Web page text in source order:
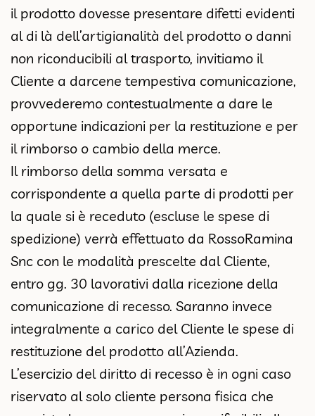
il prodotto dovesse presentare difetti evidenti
al di là dell’artigianalità del prodotto o danni
non riconducibili al trasporto, invitiamo il
Cliente a darcene tempestiva comunicazione,
provvederemo contestualmente a dare le
opportune indicazioni per la restituzione e per
il rimborso o cambio della merce.
Il rimborso della somma versata e
corrispondente a quella parte di prodotti per
la quale si è receduto (escluse le spese di
spedizione) verrà effettuato da RossoRamina
Snc con le modalità prescelte dal Cliente,
entro gg. 30 lavorativi dalla ricezione della
comunicazione di recesso. Saranno invece
integralmente a carico del Cliente le spese di
restituzione del prodotto all’Azienda.
L’esercizio del diritto di recesso è in ogni caso
riservato al solo cliente persona fisica che